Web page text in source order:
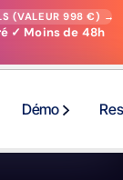
(VALEUR 998 €) →
✓ Moins de 48h
Démo